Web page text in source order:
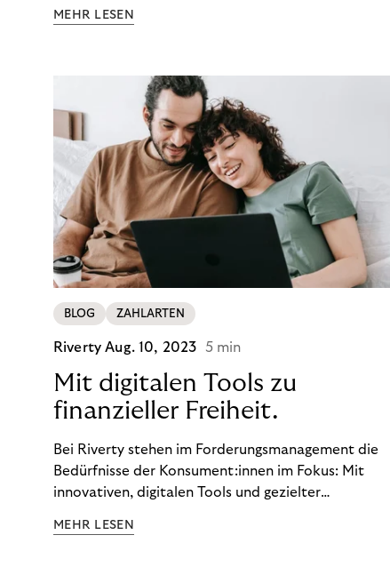
möchten.
MEHR LESEN
BLOG ZAHLARTEN
RivertyAug. 10, 2023 5 min
Mit digitalen Tools zu
finanzieller Freiheit.
Bei Riverty stehen im Forderungsmanagement die
Bedürfnisse der Konsument:innen im Fokus: Mit
innovativen, digitalen Tools und gezielter
ein Leben in finanzieller Freiheit zu führen. So
MEHR LESEN